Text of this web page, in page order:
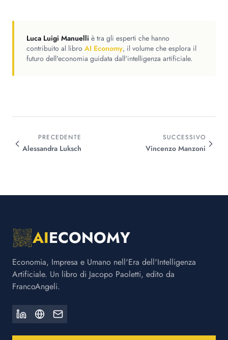
Luca Luigi Manuelli è tra gli esperti che hanno
contribuito al libro AI Economy, il volume che esplora il
futuro dell'economia guidata dall'intelligenza artificiale.
PRECEDENTE
Alessandra Luksch
SUCCESSIVO
Vincenzo Manzoni
AIECONOMY
Economia, Impresa e Umano nell'Era dell'Intelligenza
Artificiale. Un libro di Jacopo Paoletti, edito da
FrancoAngeli.